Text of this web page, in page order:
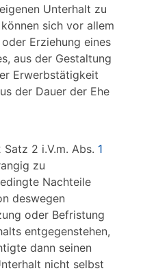
Unterhalt zu
sich vor allem
Erziehung eines
aus der Gestaltung
Erwerbstätigkeit
der Dauer der Ehe
2 i.V.m. Abs. 1
zu
Nachteile
deswegen
oder Befristung
entgegenstehen,
dann seinen
nicht selbst